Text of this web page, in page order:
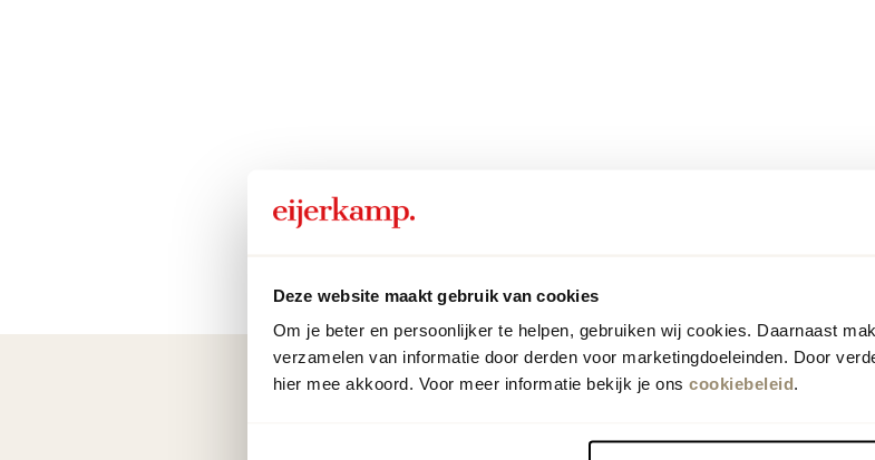
Deze website maakt gebruik van cookies
Om je beter en persoonlijker te helpen, gebruiken wij cookies. Daarnaast
verzamelen van informatie door derden voor marketingdoeleinden. Door
hier mee akkoord. Voor meer informatie bekijk je ons cookiebeleid.
Als eerste